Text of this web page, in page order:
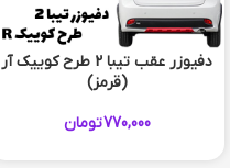
دفیوزر عقب تیبا 2 طرح کوییک آر
(قرمز)
770,000تومان